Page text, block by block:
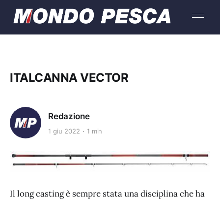
ITALCANNA VECTOR
Redazione
1 giu 2022 1 min
Il long casting è sempre stata una disciplina che ha